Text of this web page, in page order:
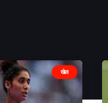
खेल